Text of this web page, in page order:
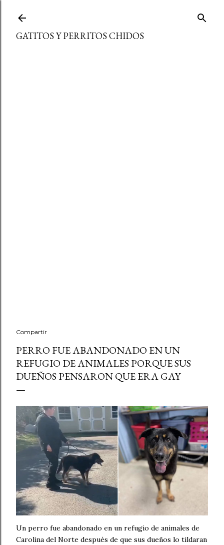
GATITOS Y PERRITOS CHIDOS
Compartir
PERRO FUE ABANDONADO EN UN
REFUGIO DE ANIMALES PORQUE SUS
DUEÑOS PENSARON QUE ERA GAY
Un perro fue abandonado en un refugio de animales de
Carolina del Norte después de que sus dueños lo tildaran